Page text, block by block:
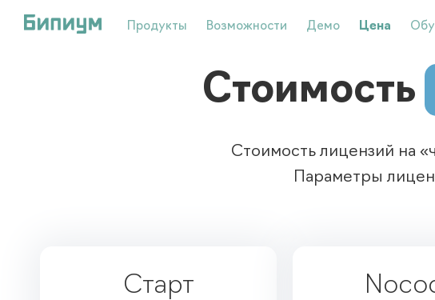
Продукты Возможности Демо Цена
Стоимость
Стоимость лицензий на
Параметры
Старт